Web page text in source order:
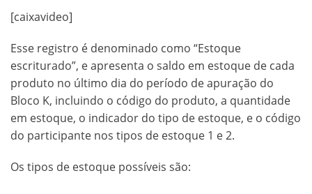
[caixavideo]
Esse registro é denominado como “Estoque
escriturado”, e apresenta o saldo em estoque de cada
produto no último dia do período de apuração do
Bloco K, incluindo o código do produto, a quantidade
em estoque, o indicador do tipo de estoque, e o código
do participante nos tipos de estoque 1 e 2.
Os tipos de estoque possíveis são: